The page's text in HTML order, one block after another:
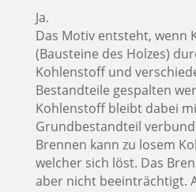
Ja.
Das Motiv entsteht, wenn
(Bausteine des Holzes)
Kohlenstoff und
Bestandteile gespalten
Kohlenstoff bleibt dabei
Grundbestandteil
Brennen kann zu losem
welcher sich löst. Das
aber nicht beeinträchtigt.